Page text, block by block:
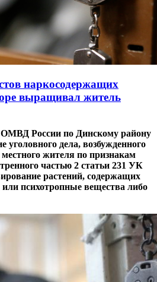
наркосодержащих
выращивал житель
России по Динскому району
уголовного дела, возбужденного
жителя по признакам
частью 2 статьи 231 УК
растений, содержащих
или психотропные вещества либо